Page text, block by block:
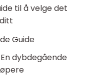
til å velge det
Guide
dybdegående